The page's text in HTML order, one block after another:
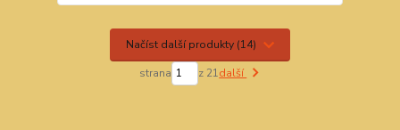
Načíst další produkty (14)
strana z 21další